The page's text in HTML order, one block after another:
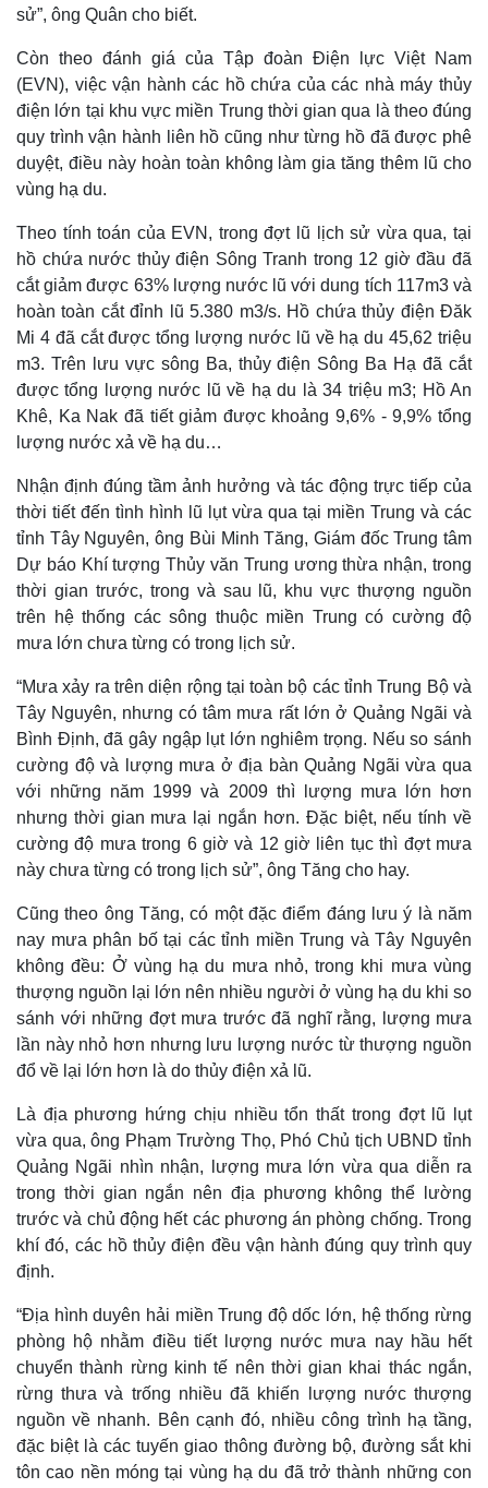
Thế giới
Quan sát
Cuộc sống đó đây
Hồ sơ
Multimedia
Video
Ảnh
sử”, ông Quân cho biết.
Còn theo đánh giá của Tập đoàn Điện lực Việt Nam
(EVN), việc vận hành các hồ chứa của các nhà máy thủy
điện lớn tại khu vực miền Trung thời gian qua là theo đúng
quy trình vận hành liên hồ cũng như từng hồ đã được phê
duyệt, điều này hoàn toàn không làm gia tăng thêm lũ cho
vùng hạ du.
Theo tính toán của EVN, trong đợt lũ lịch sử vừa qua, tại
hồ chứa nước thủy điện Sông Tranh trong 12 giờ đầu đã
cắt giảm được 63% lượng nước lũ với dung tích 117m3 và
hoàn toàn cắt đỉnh lũ 5.380 m3/s. Hồ chứa thủy điện Đăk
Mi 4 đã cắt được tổng lượng nước lũ về hạ du 45,62 triệu
m3. Trên lưu vực sông Ba, thủy điện Sông Ba Hạ đã cắt
được tổng lượng nước lũ về hạ du là 34 triệu m3; Hồ An
Khê, Ka Nak đã tiết giảm được khoảng 9,6% - 9,9% tổng
lượng nước xả về hạ du…
Nhận định đúng tầm ảnh hưởng và tác động trực tiếp của
thời tiết đến tình hình lũ lụt vừa qua tại miền Trung và các
tỉnh Tây Nguyên, ông Bùi Minh Tăng, Giám đốc Trung tâm
Dự báo Khí tượng Thủy văn Trung ương thừa nhận, trong
thời gian trước, trong và sau lũ, khu vực thượng nguồn
trên hệ thống các sông thuộc miền Trung có cường độ
mưa lớn chưa từng có trong lịch sử.
“Mưa xảy ra trên diện rộng tại toàn bộ các tỉnh Trung Bộ và
Tây Nguyên, nhưng có tâm mưa rất lớn ở Quảng Ngãi và
Bình Định, đã gây ngập lụt lớn nghiêm trọng. Nếu so sánh
cường độ và lượng mưa ở địa bàn Quảng Ngãi vừa qua
với những năm 1999 và 2009 thì lượng mưa lớn hơn
nhưng thời gian mưa lại ngắn hơn. Đặc biệt, nếu tính về
cường độ mưa trong 6 giờ và 12 giờ liên tục thì đợt mưa
này chưa từng có trong lịch sử”, ông Tăng cho hay.
Cũng theo ông Tăng, có một đặc điểm đáng lưu ý là năm
nay mưa phân bố tại các tỉnh miền Trung và Tây Nguyên
không đều: Ở vùng hạ du mưa nhỏ, trong khi mưa vùng
thượng nguồn lại lớn nên nhiều người ở vùng hạ du khi so
sánh với những đợt mưa trước đã nghĩ rằng, lượng mưa
lần này nhỏ hơn nhưng lưu lượng nước từ thượng nguồn
đổ về lại lớn hơn là do thủy điện xả lũ.
Là địa phương hứng chịu nhiều tổn thất trong đợt lũ lụt
vừa qua, ông Phạm Trường Thọ, Phó Chủ tịch UBND tỉnh
Quảng Ngãi nhìn nhận, lượng mưa lớn vừa qua diễn ra
trong thời gian ngắn nên địa phương không thể lường
trước và chủ động hết các phương án phòng chống. Trong
khí đó, các hồ thủy điện đều vận hành đúng quy trình quy
định.
“Địa hình duyên hải miền Trung độ dốc lớn, hệ thống rừng
phòng hộ nhằm điều tiết lượng nước mưa nay hầu hết
chuyển thành rừng kinh tế nên thời gian khai thác ngắn,
rừng thưa và trống nhiều đã khiến lượng nước thượng
nguồn về nhanh. Bên cạnh đó, nhiều công trình hạ tầng,
đặc biệt là các tuyến giao thông đường bộ, đường sắt khi
tôn cao nền móng tại vùng hạ du đã trở thành những con